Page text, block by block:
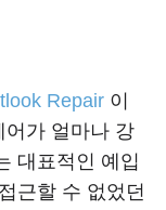
Repair 이
어가 얼마나 강
대표적인 예입
근할 수 없었던